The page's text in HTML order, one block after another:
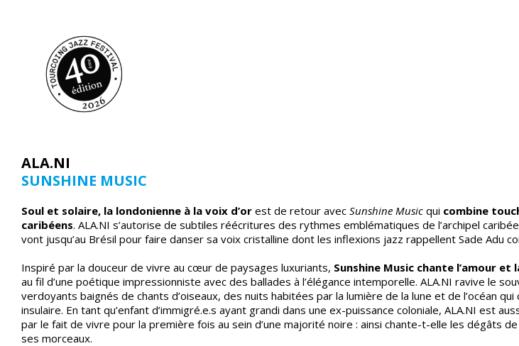
ALA.NI
SUNSHINE MUSIC
Soul et solaire, la londonienne à la voix d’or est de retour avec Sunshine Music qui combine
caribéens. ALA.NI s’autorise de subtiles réécritures des rythmes emblématiques de l’archipel
vont jusqu’au Brésil pour faire danser sa voix cristalline dont les inflexions jazz rappellent Sade Adu
Inspiré par la douceur de vivre au cœur de paysages luxuriants, Sunshine Music chante l’amour
au fil d’une poétique impressionniste avec des ballades à l’élégance intemporelle. ALA.NI ravive le
verdoyants baignés de chants d’oiseaux, des nuits habitées par la lumière de la lune et de l’océan qui
insulaire. En tant qu’enfant d’immigré.e.s ayant grandi dans une ex-puissance coloniale, ALA.NI est
par le fait de vivre pour la première fois au sein d’une majorité noire : ainsi chante-t-elle les dégâts de
ses morceaux.